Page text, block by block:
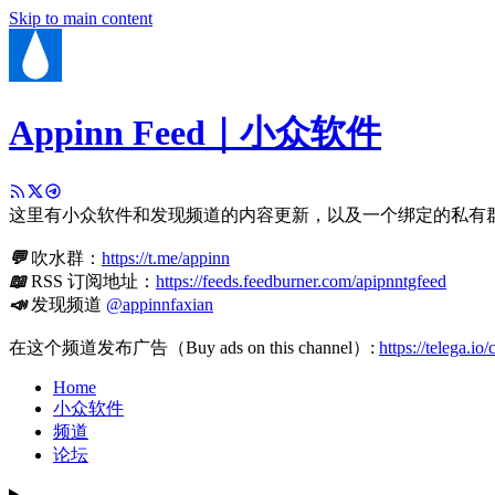
Skip to main content
Appinn Feed｜小众软件
这里有小众软件和发现频道的内容更新，以及一个绑定的私有
💬吹水群： https://t.me/appinn
📖RSS 订阅地址： https://feeds.feedburner.com/apipnntgfeed
📣发现频道 @appinnfaxian
在这个频道发布广告（Buy ads on this channel）: https://telega.io/
Home
小众软件
频道
论坛